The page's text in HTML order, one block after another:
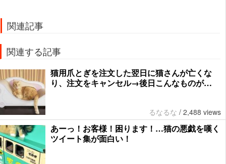
関連記事
関連する記事
猫用爪とぎを注文した翌日に猫さんが亡くな
り、注文をキャンセル→後日こんなものが…
るなるな / 2,488 views
あーっ！お客様！困ります！…猫の悪戯を嘆く
ツイート集が面白い！